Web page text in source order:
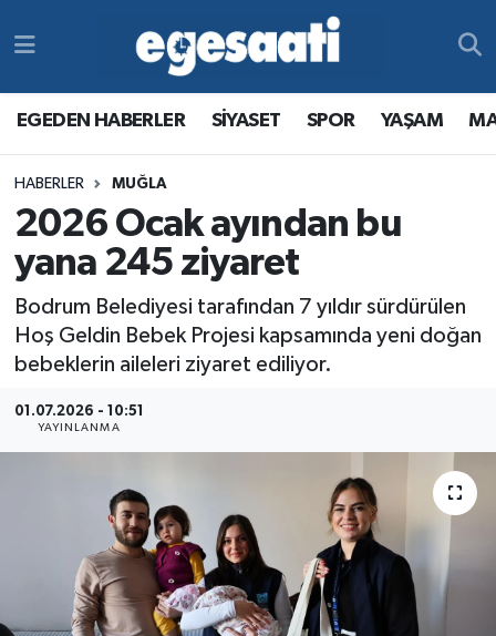
EGEDEN HABERLER SİYASET SPOR YAŞAM
HABERLER MUĞLA
2026 Ocak ayından bu
yana 245 ziyaret
Bodrum Belediyesi tarafından 7 yıldır sürdürülen
Hoş Geldin Bebek Projesi kapsamında yeni doğan
bebeklerin aileleri ziyaret ediliyor.
01.07.2026 - 10:51
YAYINLANMA
MAGAZİN
RESMİ REKLAMLAR
YAŞAM
MAGAZİN
RESMİ REKLAMLAR
Egemax TV
Tüm Manşetler
Son Dakika Haberleri
Haber Arşivi